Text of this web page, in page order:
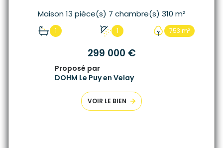
Maison 13 pièce(s) 7 chambre(s) 310 m²
1 1 753 m²
299 000 €
Proposé par
DOHM Le Puy en Velay
VOIR LE BIEN